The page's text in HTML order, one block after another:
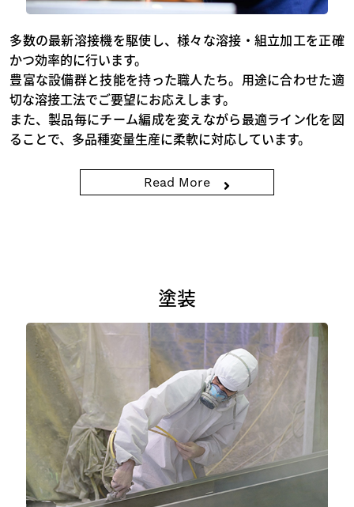
多数の最新溶接機を駆使し、様々な溶接・組立加工を正確
かつ効率的に行います。
豊富な設備群と技能を持った職人たち。用途に合わせた適
切な溶接工法でご要望にお応えします。
また、製品毎にチーム編成を変えながら最適ライン化を図
ることで、多品種変量生産に柔軟に対応しています。
Read More
塗装